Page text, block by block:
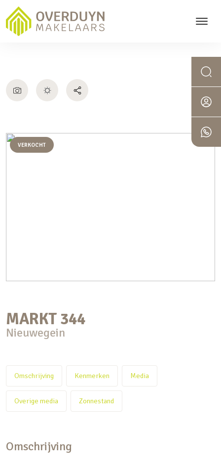
VERKOCHT
MARKT 344
Nieuwegein
Omschrijving Kenmerken Media
Overige media Zonnestand
Omschrijving